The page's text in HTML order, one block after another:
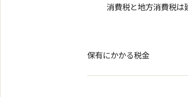
消費税と地方消費税は
保有にかかる税金